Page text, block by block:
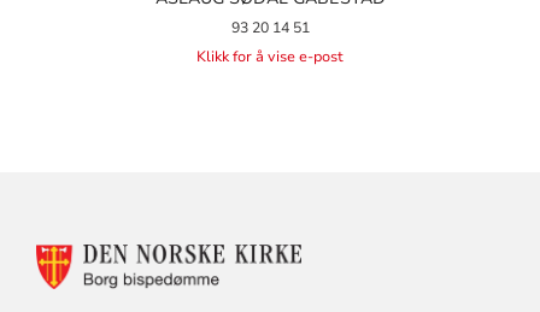
93 20 14 51
Klikk for å vise e-post
KONTAKTINFORMASJON